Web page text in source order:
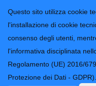
Questo sito utilizza cookie
l'installazione di cookie
consenso degli utenti,
l'informativa disciplinata
Regolamento (UE) 2016/
Protezione dei Dati - GDPR).
Provincia di
Imperia
Form di ricerca
Ing.